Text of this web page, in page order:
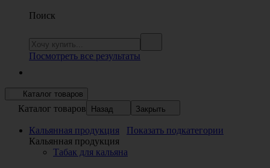
Поиск
Посмотреть все результаты
Каталог товаров
Каталог товаров Назад Закрыть
Кальянная продукция
Показать подкатегории
Кальянная продукция
Табак для кальяна